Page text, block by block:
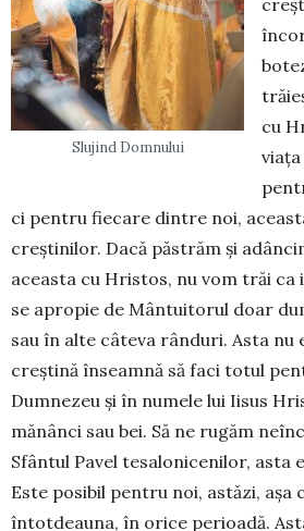
Slujind Domnului
cu
ci pentru fiecare dintre noi,
creștinilor. Dacă păstrăm și
aceasta cu Hristos, nu vom trăi ca
se apropie de Mântuitorul doar
sau în alte câteva rânduri. Asta nu
creștină înseamnă să faci totul
Dumnezeu și în numele lui Iisus
mănânci sau bei. Să ne rugăm
Sfântul Pavel tesalonicenilor, asta
Este posibil pentru noi, astăzi, așa
întotdeauna, în orice perioadă.